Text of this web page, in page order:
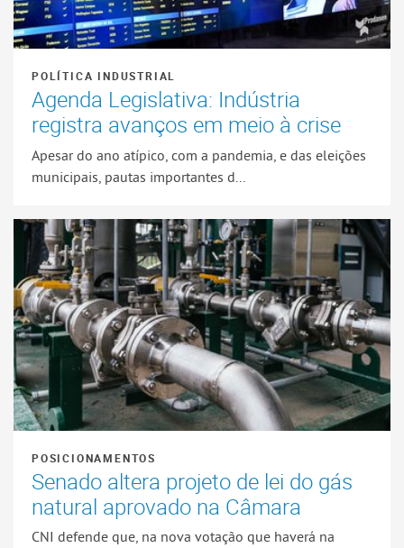
POLÍTICA INDUSTRIAL
Agenda Legislativa: Indústria
registra avanços em meio à crise
Apesar do ano atípico, com a pandemia, e das eleições
municipais, pautas importantes d...
POSICIONAMENTOS
Senado altera projeto de lei do gás
natural aprovado na Câmara
CNI defende que, na nova votação que haverá na